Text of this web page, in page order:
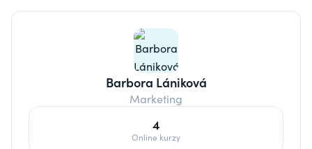
Barbora Lániková
Marketing
4
Online kurzy